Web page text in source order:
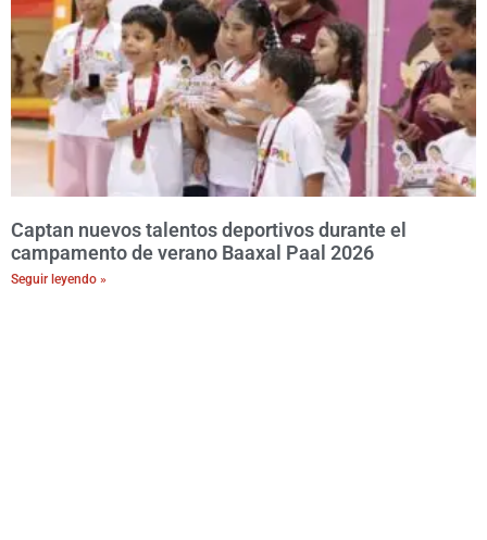
Captan nuevos talentos deportivos durante el
campamento de verano Baaxal Paal 2026
Seguir leyendo »